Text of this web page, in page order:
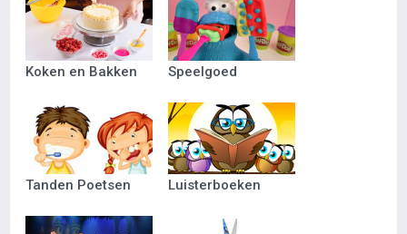
Koken en Bakken Speelgoed
Tanden Poetsen Luisterboeken